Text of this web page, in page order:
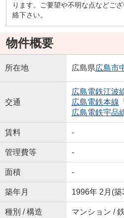
ります。ご要望や不明な点などご
絡下さい。
物件概要
所在地 広島県広島市
交通
広島電鉄江波
広島電鉄本線 「
広島電鉄宇品
賃料 -
管理費等 -
面積 -
築年月 1996年 2月(築
種別 / 構造 マンション /